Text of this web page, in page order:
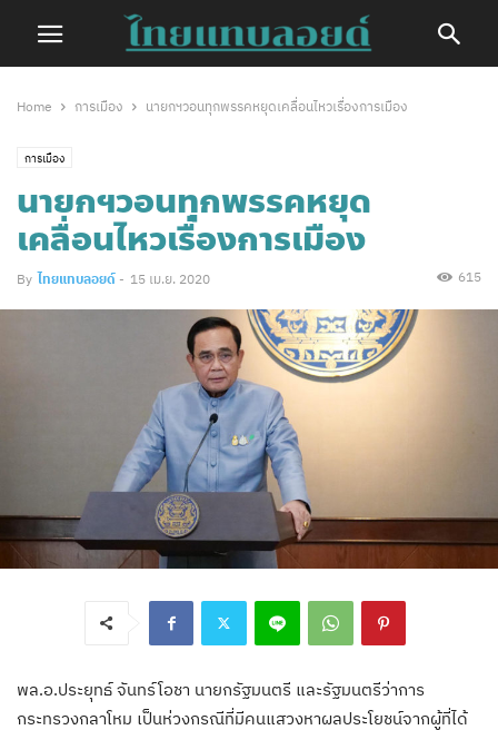
Home การเมือง นายกฯวอนทุกพรรคหยุดเคลื่อนไหวเรื่องการเมือง
การเมือง
นายกฯวอนทุกพรรคหยุด
เคลื่อนไหวเรื่องการเมือง
By ไทยแทบลอยด์ - 15 เม.ย. 2020 615
พล.อ.ประยุทธ์ จันทร์โอชา นายกรัฐมนตรี และรัฐมนตรีว่าการ
กระทรวงกลาโหม เป็นห่วงกรณีที่มีคนแสวงหาผลประโยชน์จากผู้ที่ได้